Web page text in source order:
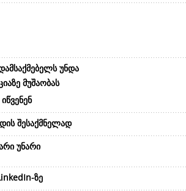
უნდა
მუშაობას
შესაქმნელად
უნარი
ზე